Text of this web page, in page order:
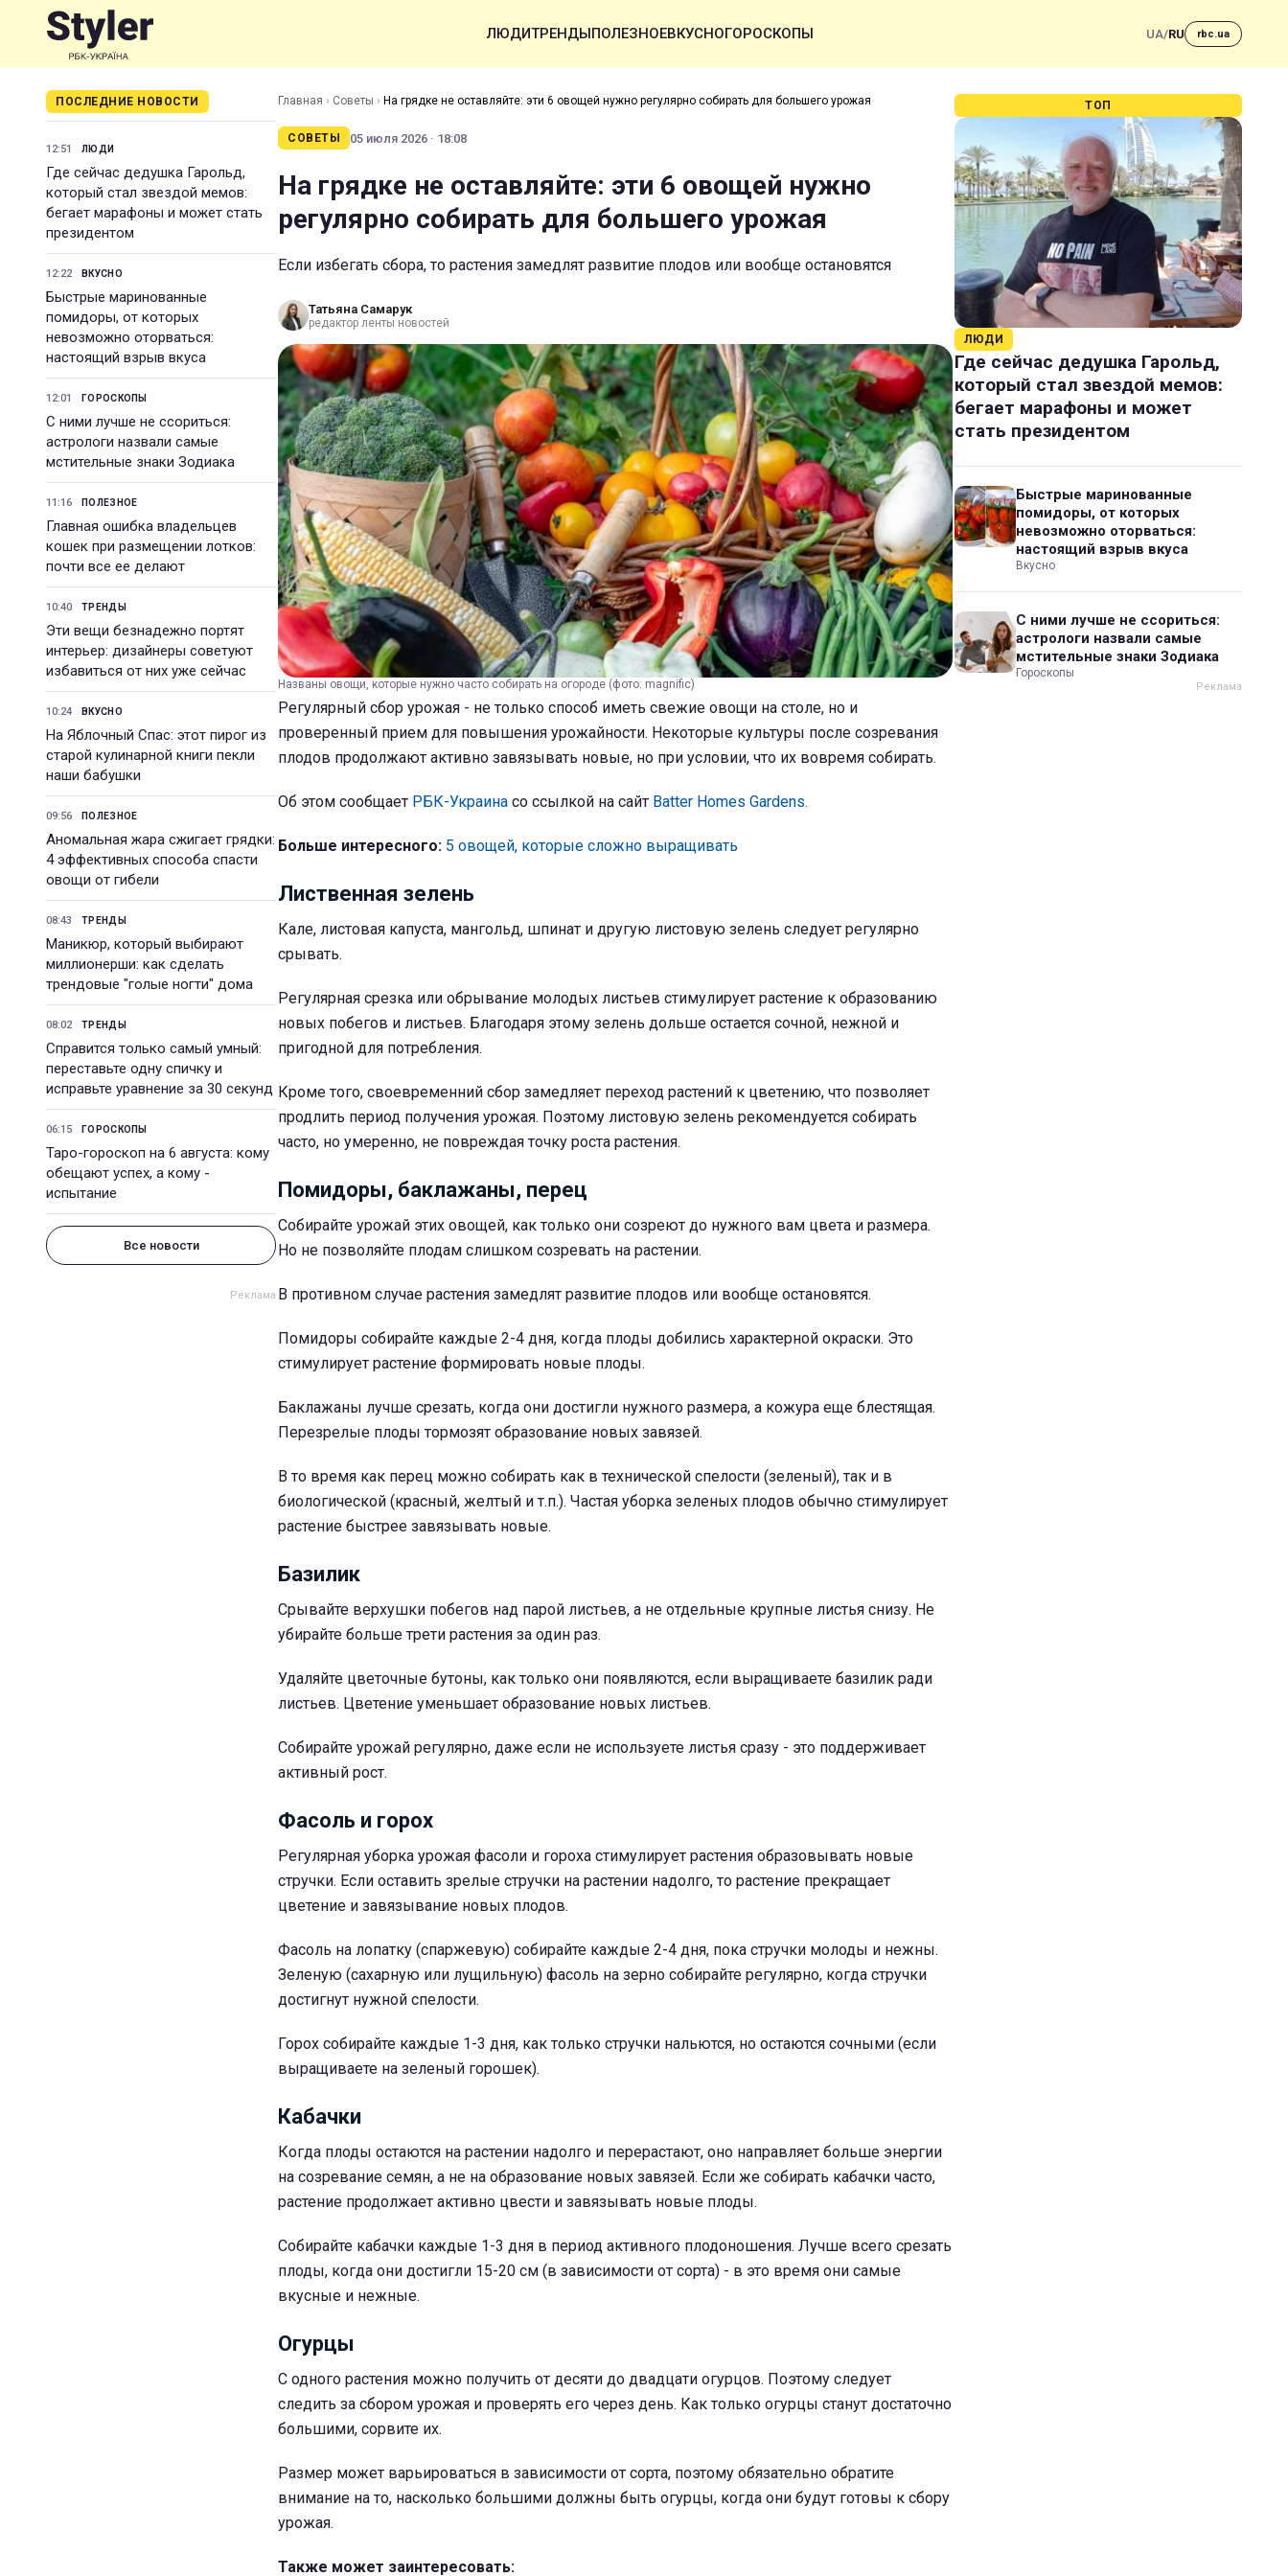
ЛЮДИТРЕНДЫПОЛЕЗНОЕВКУСНОГОРОСКОПЫ UA/RU rbc.ua
ПОСЛЕДНИЕ НОВОСТИ
12:51 ЛЮДИ
Где сейчас дедушка Гарольд,
который стал звездой мемов:
бегает марафоны и может стать
президентом
12:22 ВКУСНО
Быстрые маринованные
помидоры, от которых
невозможно оторваться:
настоящий взрыв вкуса
12:01 ГОРОСКОПЫ
С ними лучше не ссориться:
астрологи назвали самые
мстительные знаки Зодиака
11:16 ПОЛЕЗНОЕ
Главная ошибка владельцев
кошек при размещении лотков:
почти все ее делают
10:40 ТРЕНДЫ
Эти вещи безнадежно портят
интерьер: дизайнеры советуют
избавиться от них уже сейчас
10:24 ВКУСНО
На Яблочный Спас: этот пирог из
старой кулинарной книги пекли
наши бабушки
09:56 ПОЛЕЗНОЕ
Аномальная жара сжигает грядки:
4 эффективных способа спасти
овощи от гибели
08:43 ТРЕНДЫ
Маникюр, который выбирают
миллионерши: как сделать
трендовые "голые ногти" дома
08:02 ТРЕНДЫ
Справится только самый умный:
переставьте одну спичку и
исправьте уравнение за 30 секунд
06:15 ГОРОСКОПЫ
Таро-гороскоп на 6 августа: кому
обещают успех, а кому -
испытание
Все новости
Главная › Советы › На грядке не оставляйте: эти 6 овощей нужно регулярно собирать для большего урожая
СОВЕТЫ 05 июля 2026 · 18:08
На грядке не оставляйте: эти 6 овощей нужно
регулярно собирать для большего урожая
Если избегать сбора, то растения замедлят развитие плодов или вообще остановятся
Татьяна Самарук
редактор ленты новостей
Названы овощи, которые нужно часто собирать на огороде (фото: magnific)
Регулярный сбор урожая - не только способ иметь свежие овощи на столе, но и
проверенный прием для повышения урожайности. Некоторые культуры после созревания
плодов продолжают активно завязывать новые, но при условии, что их вовремя собирать.
Об этом сообщает РБК-Украина со ссылкой на сайт Batter Homes Gardens.
Больше интересного: 5 овощей, которые сложно выращивать
Лиственная зелень
Кале, листовая капуста, мангольд, шпинат и другую листовую зелень следует регулярно
срывать.
Регулярная срезка или обрывание молодых листьев стимулирует растение к образованию
новых побегов и листьев. Благодаря этому зелень дольше остается сочной, нежной и
пригодной для потребления.
Кроме того, своевременний сбор замедляет переход растений к цветению, что позволяет
продлить период получения урожая. Поэтому листовую зелень рекомендуется собирать
часто, но умеренно, не повреждая точку роста растения.
Помидоры, баклажаны, перец
Собирайте урожай этих овощей, как только они созреют до нужного вам цвета и размера.
Но не позволяйте плодам слишком созревать на растении.
В противном случае растения замедлят развитие плодов или вообще остановятся.
Помидоры собирайте каждые 2-4 дня, когда плоды добились характерной окраски. Это
стимулирует растение формировать новые плоды.
Баклажаны лучше срезать, когда они достигли нужного размера, а кожура еще блестящая.
Перезрелые плоды тормозят образование новых завязей.
В то время как перец можно собирать как в технической спелости (зеленый), так и в
биологической (красный, желтый и т.п.). Частая уборка зеленых плодов обычно стимулирует
растение быстрее завязывать новые.
Базилик
Срывайте верхушки побегов над парой листьев, а не отдельные крупные листья снизу. Не
убирайте больше трети растения за один раз.
Удаляйте цветочные бутоны, как только они появляются, если выращиваете базилик ради
листьев. Цветение уменьшает образование новых листьев.
Собирайте урожай регулярно, даже если не используете листья сразу - это поддерживает
активный рост.
Фасоль и горох
Регулярная уборка урожая фасоли и гороха стимулирует растения образовывать новые
стручки. Если оставить зрелые стручки на растении надолго, то растение прекращает
цветение и завязывание новых плодов.
Фасоль на лопатку (спаржевую) собирайте каждые 2-4 дня, пока стручки молоды и нежны.
Зеленую (сахарную или лущильную) фасоль на зерно собирайте регулярно, когда стручки
достигнут нужной спелости.
Горох собирайте каждые 1-3 дня, как только стручки нальются, но остаются сочными (если
выращиваете на зеленый горошек).
Кабачки
Когда плоды остаются на растении надолго и перерастают, оно направляет больше энергии
на созревание семян, а не на образование новых завязей. Если же собирать кабачки часто,
растение продолжает активно цвести и завязывать новые плоды.
Собирайте кабачки каждые 1-3 дня в период активного плодоношения. Лучше всего срезать
плоды, когда они достигли 15-20 см (в зависимости от сорта) - в это время они самые
вкусные и нежные.
Огурцы
С одного растения можно получить от десяти до двадцати огурцов. Поэтому следует
следить за сбором урожая и проверять его через день. Как только огурцы станут достаточно
большими, сорвите их.
Размер может варьироваться в зависимости от сорта, поэтому обязательно обратите
внимание на то, насколько большими должны быть огурцы, когда они будут готовы к сбору
урожая.
Также может заинтересовать:
ТОП
ЛЮДИ
Где сейчас дедушка Гарольд,
который стал звездой мемов:
бегает марафоны и может
стать президентом
Быстрые маринованные
помидоры, от которых
невозможно оторваться:
настоящий взрыв вкуса
Вкусно
С ними лучше не ссориться:
астрологи назвали самые
мстительные знаки Зодиака
Гороскопы